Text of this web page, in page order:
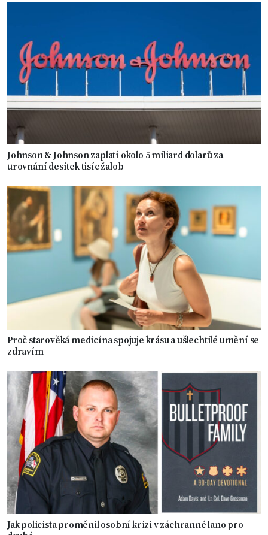
Johnson & Johnson zaplatí okolo 5 miliard dolarů za
urovnání desítek tisíc žalob
Proč starověká medicína spojuje krásu a ušlechtilé umění se
zdravím
Jak policista proměnil osobní krizi v záchranné lano pro